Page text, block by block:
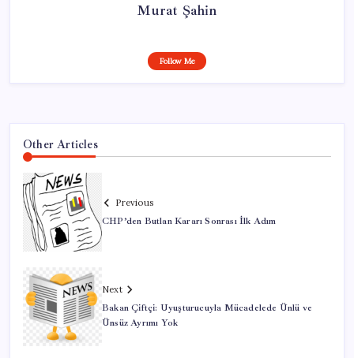
Murat Şahin
Follow Me
Other Articles
Previous
CHP’den Butlan Kararı Sonrası İlk Adım
Next
Bakan Çiftçi: Uyuşturucuyla Mücadelede Ünlü ve
Ünsüz Ayrımı Yok